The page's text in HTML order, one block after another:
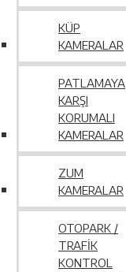
KÜP
KAMERALAR
PATLAMAYA
KARŞI
KORUMALI
KAMERALAR
ZUM
KAMERALAR
OTOPARK /
TRAFIK
KONTROL